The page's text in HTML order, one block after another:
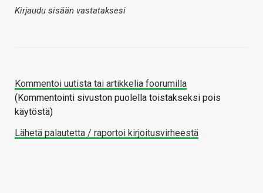
Kirjaudu sisään vastataksesi
Kommentoi uutista tai artikkelia foorumilla
(Kommentointi sivuston puolella toistakseksi pois
käytöstä)
Lähetä palautetta / raportoi kirjoitusvirheestä